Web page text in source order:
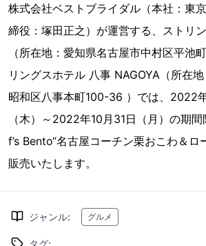
株式会社ベストブライダル（本社：東
締役：塚田正之）が運営する、ストリ
（所在地：愛知県名古屋市中村区平池
リングスホテル 八事 NAGOYA（所在
昭和区八事本町100-36 ）では、2022
（木）～2022年10月31日（月）の期
f’s Bento“名古屋コーチン栗おこわ＆ロ
販売いたします。
ジャンル: グルメ
タグ: